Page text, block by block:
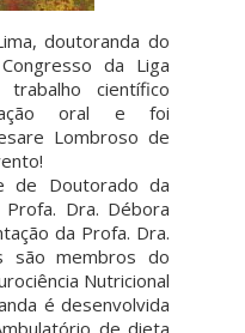
doutoranda do
da Liga
científico
oral e foi
Lombroso de
de Doutorado da
Dra. Débora
da Profa. Dra.
são membros do
Nutricional
é desenvolvida
de dieta